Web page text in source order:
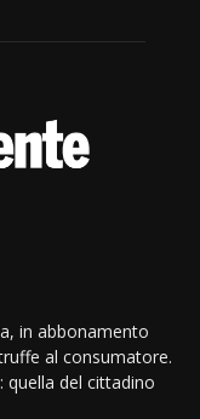
in abbonamento
al consumatore.
quella del cittadino